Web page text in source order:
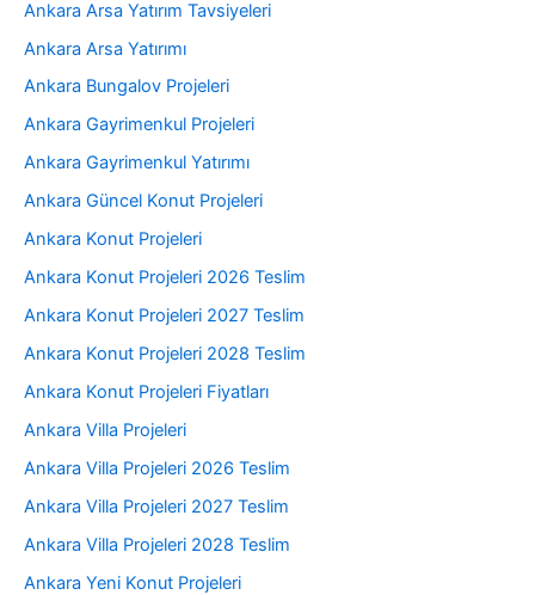
Ankara Arsa Yatırım Tavsiyeleri
Ankara Arsa Yatırımı
Ankara Bungalov Projeleri
Ankara Gayrimenkul Projeleri
Ankara Gayrimenkul Yatırımı
Ankara Güncel Konut Projeleri
Ankara Konut Projeleri
Ankara Konut Projeleri 2026 Teslim
Ankara Konut Projeleri 2027 Teslim
Ankara Konut Projeleri 2028 Teslim
Ankara Konut Projeleri Fiyatları
Ankara Villa Projeleri
Ankara Villa Projeleri 2026 Teslim
Ankara Villa Projeleri 2027 Teslim
Ankara Villa Projeleri 2028 Teslim
Ankara Yeni Konut Projeleri